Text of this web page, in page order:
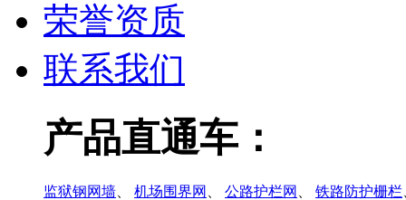
荣誉资质
联系我们
产品直通车：
监狱钢网墙 机场围界网 公路护栏网 铁路防护栅栏